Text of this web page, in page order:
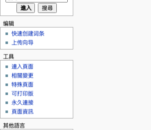
编辑
快速创建词条
上传向导
工具
連入頁面
相關變更
特殊頁面
可打印版
永久連接
頁面資訊
其他語言